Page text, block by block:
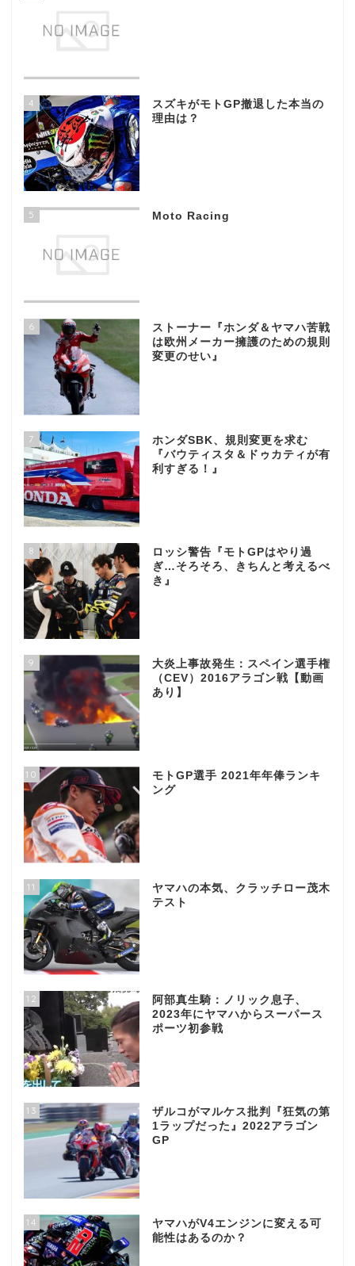
4
スズキがモトGP撤退した本当の
理由は？
5 Moto Racing
6
ストーナー『ホンダ＆ヤマハ苦戦
は欧州メーカー擁護のための規則
変更のせい』
7
ホンダSBK、規則変更を求む
『バウティスタ＆ドゥカティが有
利すぎる！』
8
ロッシ警告『モトGPはやり過
ぎ…そろそろ、きちんと考えるべ
き』
9
大炎上事故発生：スペイン選手権
（CEV）2016アラゴン戦【動画
あり】
10
モトGP選手 2021年年俸ランキ
ング
11
ヤマハの本気、クラッチロー茂木
テスト
12
阿部真生騎：ノリック息子、
2023年にヤマハからスーパース
ポーツ初参戦
13
ザルコがマルケス批判『狂気の第
1ラップだった』2022アラゴン
GP
14
ヤマハがV4エンジンに変える可
能性はあるのか？